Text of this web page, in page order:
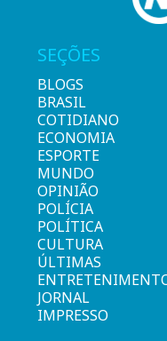
SEÇÕES
BLOGS
BRASIL
COTIDIANO
ECONOMIA
ESPORTE
MUNDO
OPINIÃO
POLÍCIA
POLÍTICA
CULTURA
ÚLTIMAS
JORNAL
IMPRESSO